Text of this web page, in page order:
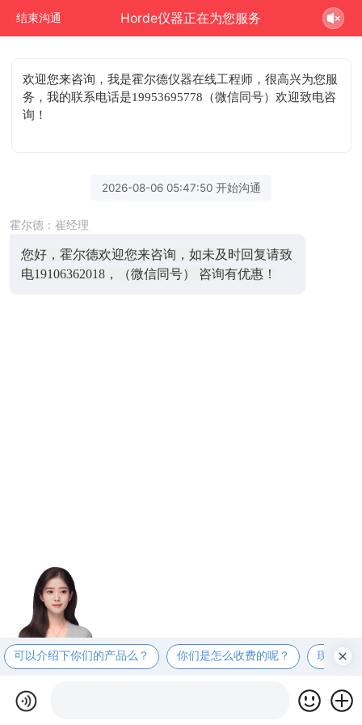
结束沟通 Horde仪器正在为您服务
欢迎您来咨询 ，我是霍尔德仪器在线工程师，很高兴为您服
务，我的联系电话是19953695778（微信同号）欢迎致电咨
询！
2026-08-06 05:47:50 开始沟通
霍尔德：崔经理
您好，霍尔德欢迎您来咨询，如未及时回复请致
电19106362018，（微信同号） 咨询有优惠！
可以介绍下你们的产品么？ 你们是怎么收费的呢？ 现在有